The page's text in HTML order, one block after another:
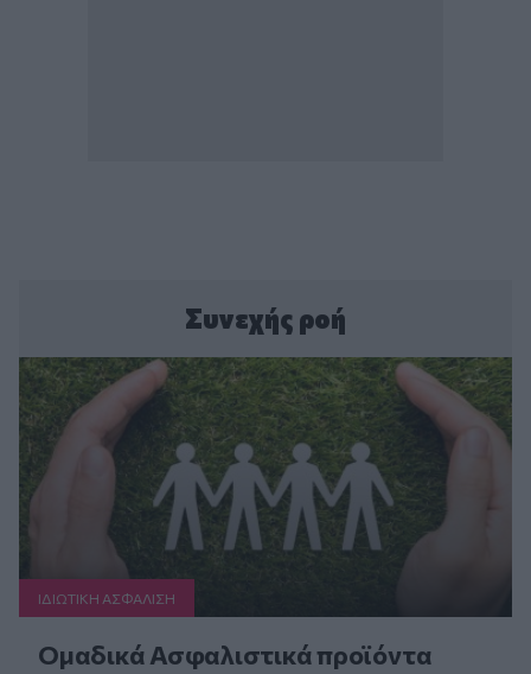
Συνεχής ροή
ΙΔΙΩΤΙΚΗ ΑΣΦAΛΙΣΗ
Ομαδικά Ασφαλιστικά προϊόντα